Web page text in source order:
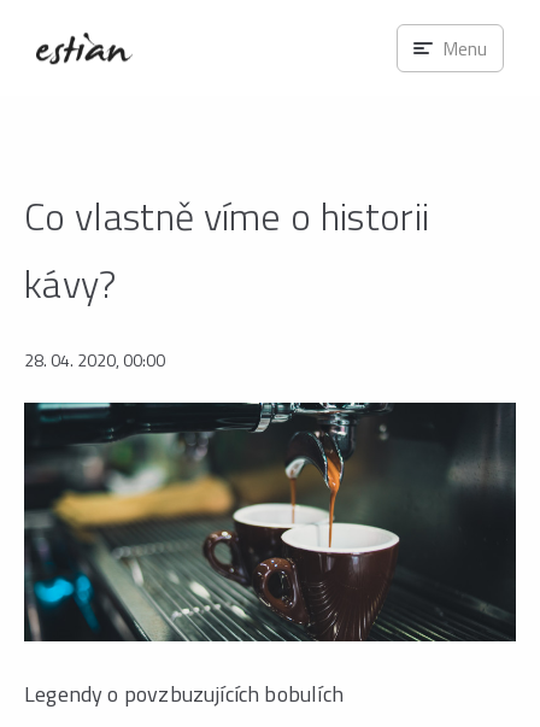
Co vlastně víme o historii
kávy?
28. 04. 2020, 00:00
Legendy o povzbuzujících bobulích
Menu